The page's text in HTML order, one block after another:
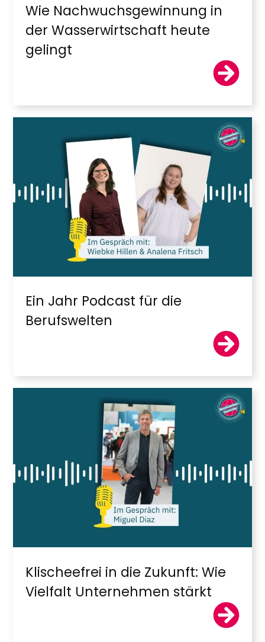
Wie Nachwuchsgewinnung in
der Wasserwirtschaft heute
gelingt
Ein Jahr Podcast für die
Berufswelten
Klischeefrei in die Zukunft: Wie
Vielfalt Unternehmen stärkt